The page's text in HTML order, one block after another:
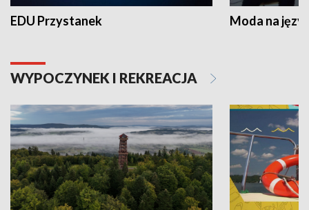
EDU Przystanek Moda na
WYPOCZYNEK I REKREACJA